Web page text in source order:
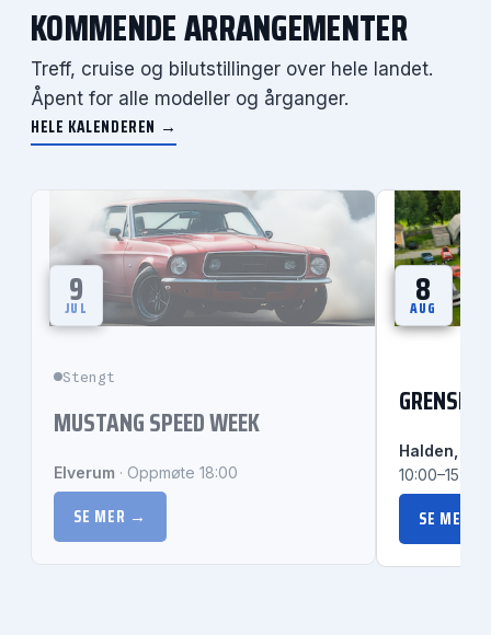
KOMMENDE ARRANGEMENTER
Treff, cruise og bilutstillinger over hele landet.
Åpent for alle modeller og årganger.
HELE KALENDEREN →
9
JUL
Stengt
MUSTANG SPEED WEEK
Elverum · Oppmøte 18:00
SE MER →
8
AUG
Halden,
10:00–15.00
SE MER →